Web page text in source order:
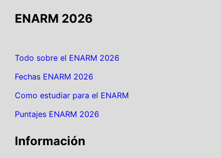
ENARM 2026
Todo sobre el ENARM 2026
Fechas ENARM 2026
Como estudiar para el ENARM
Puntajes ENARM 2026
Información